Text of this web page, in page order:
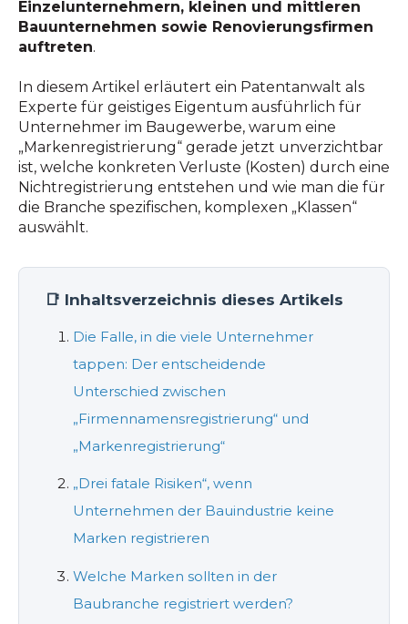
Einzelunternehmern, kleinen und mittleren
Bauunternehmen sowie Renovierungsfirmen
auftreten.
In diesem Artikel erläutert ein Patentanwalt als
Experte für geistiges Eigentum ausführlich für
Unternehmer im Baugewerbe, warum eine
„Markenregistrierung“ gerade jetzt unverzichtbar
ist, welche konkreten Verluste (Kosten) durch eine
Nichtregistrierung entstehen und wie man die für
die Branche spezifischen, komplexen „Klassen“
auswählt.
📑 Inhaltsverzeichnis dieses Artikels
Die Falle, in die viele Unternehmer
tappen: Der entscheidende
Unterschied zwischen
„Firmennamensregistrierung“ und
„Markenregistrierung“
„Drei fatale Risiken“, wenn
Unternehmen der Bauindustrie keine
Marken registrieren
Welche Marken sollten in der
Baubranche registriert werden?